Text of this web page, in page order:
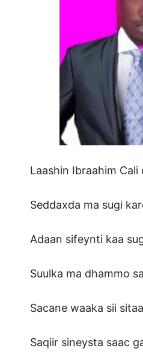
Laashin Ibraahim Cali
Seddaxda ma sugi
Adaan sifeynti kaa
Suulka ma dhammo
Sacane waaka sii
Saqiir sineysta saac